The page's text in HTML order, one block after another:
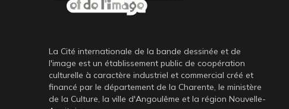
La Cité internationale de la bande dessinée et de
l'image est un établissement public de coopération
culturelle à caractère industriel et commercial créé et
financé par le département de la Charente, le ministère
de la Culture, la ville d'Angoulême et la région Nouvelle-